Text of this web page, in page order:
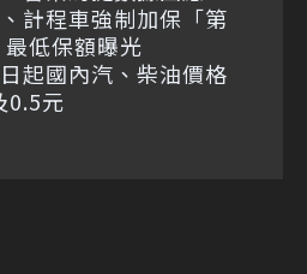
計程車強制加保「第
低保額曝光
起國內汽、柴油價格
0.5元